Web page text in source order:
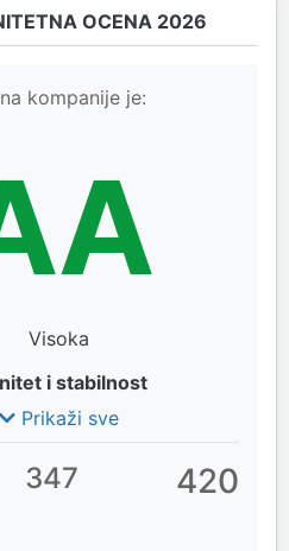
OCENA 2026
kompanije je:
Visoka
i stabilnost
Prikaži sve
347 420